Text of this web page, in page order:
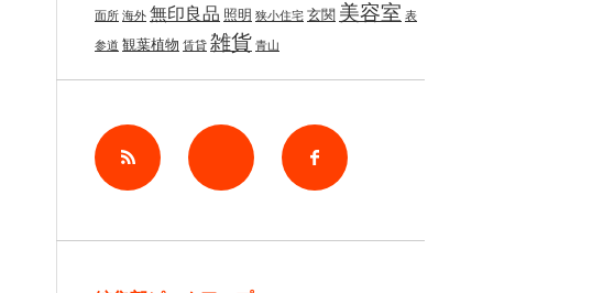
面所 海外 無印良品 照明 狭小住宅 玄関 美容室 表
参道 観葉植物 賃貸 雑貨 青山
Twitter